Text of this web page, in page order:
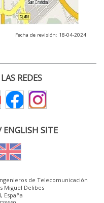
Fecha de revisión: 18-04-2024
REDES
ENGLISH SITE
de Telecomunicación
Miguel Delibes
España